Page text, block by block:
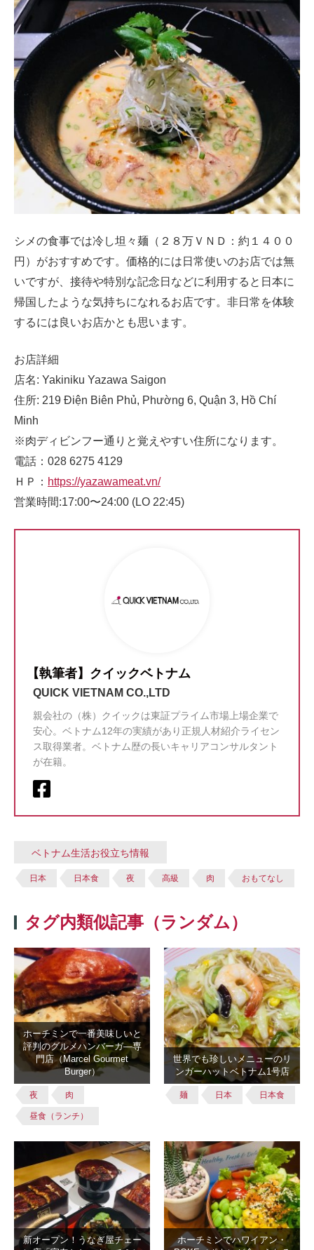
シメの食事では冷し坦々麺（２８万ＶＮＤ：約１４００
円）がおすすめです。価格的には日常使いのお店では無
いですが、接待や特別な記念日などに利用すると日本に
帰国したような気持ちになれるお店です。非日常を体験
するには良いお店かとも思います。
お店詳細
店名: Yakiniku Yazawa Saigon
住所: 219 Điện Biên Phủ, Phường 6, Quận 3, Hồ Chí
Minh
※肉ディビンフー通りと覚えやすい住所になります。
電話：028 6275 4129
ＨＰ： https://yazawameat.vn/
営業時間:17:00〜24:00 (LO 22:45)
【執筆者】クイックベトナム
QUICK VIETNAM CO.,LTD
親会社の（株）クイックは東証プライム市場上場企業で
安心。ベトナム12年の実績があり正規人材紹介ライセン
ス取得業者。ベトナム歴の長いキャリアコンサルタント
が在籍。
ベトナム生活お役立ち情報
日本 日本食 夜 高級 肉 おもてなし
タグ内類似記事（ランダム）
ホーチミンで一番美味しいと
評判のグルメハンバーガ―専
門店（Marcel Gourmet
Burger）
夜 肉
昼食（ランチ）
世界でも珍しいメニューのリ
ンガーハットベトナム1号店
麺 日本 日本食
新オープン！うなぎ屋チェー
ホーチミンでハワイアン・